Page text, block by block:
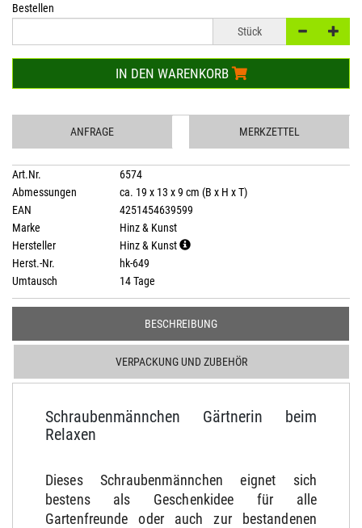
Bestellen
Stück
IN DEN WARENKORB
ANFRAGE MERKZETTEL
Art.Nr.
6574
Abmessungen
ca. 19 x 13 x 9 cm (B x H x T)
EAN
4251454639599
Marke
Hinz & Kunst
Hersteller
Hinz & Kunst
Herst.-Nr.
hk-649
Umtausch
14 Tage
BESCHREIBUNG
VERPACKUNG UND ZUBEHÖR
Schraubenmännchen Gärtnerin beim
Relaxen
Dieses Schraubenmännchen eignet sich
bestens als Geschenkidee für alle
Gartenfreunde oder auch zur bestandenen